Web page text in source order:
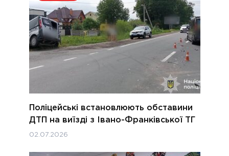
Поліцейські встановлюють обставини
ДТП на виїзді з Івано-Франківської ТГ
02.07.2026